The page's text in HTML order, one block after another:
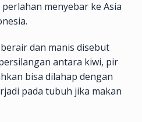
menyebar ke Asia
dan manis disebut
antara kiwi, pir
bisa dilahap dengan
pada tubuh jika makan